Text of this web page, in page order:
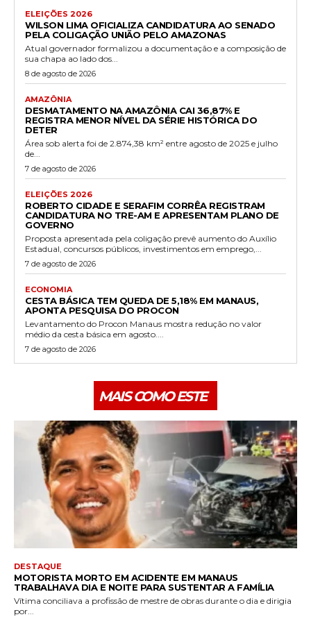
ELEIÇÕES 2026
WILSON LIMA OFICIALIZA CANDIDATURA AO SENADO
PELA COLIGAÇÃO UNIÃO PELO AMAZONAS
Atual governador formalizou a documentação e a composição de
sua chapa ao lado dos...
8 de agosto de 2026
AMAZÔNIA
DESMATAMENTO NA AMAZÔNIA CAI 36,87% E
REGISTRA MENOR NÍVEL DA SÉRIE HISTÓRICA DO
DETER
Área sob alerta foi de 2.874,38 km² entre agosto de 2025 e julho
de...
7 de agosto de 2026
ELEIÇÕES 2026
ROBERTO CIDADE E SERAFIM CORRÊA REGISTRAM
CANDIDATURA NO TRE-AM E APRESENTAM PLANO DE
GOVERNO
Proposta apresentada pela coligação prevê aumento do Auxílio
Estadual, concursos públicos, investimentos em emprego,...
7 de agosto de 2026
ECONOMIA
CESTA BÁSICA TEM QUEDA DE 5,18% EM MANAUS,
APONTA PESQUISA DO PROCON
Levantamento do Procon Manaus mostra redução no valor
médio da cesta básica em agosto....
7 de agosto de 2026
MAIS COMO ESTE
DESTAQUE
MOTORISTA MORTO EM ACIDENTE EM MANAUS
TRABALHAVA DIA E NOITE PARA SUSTENTAR A FAMÍLIA
Vítima conciliava a profissão de mestre de obras durante o dia e dirigia
por...